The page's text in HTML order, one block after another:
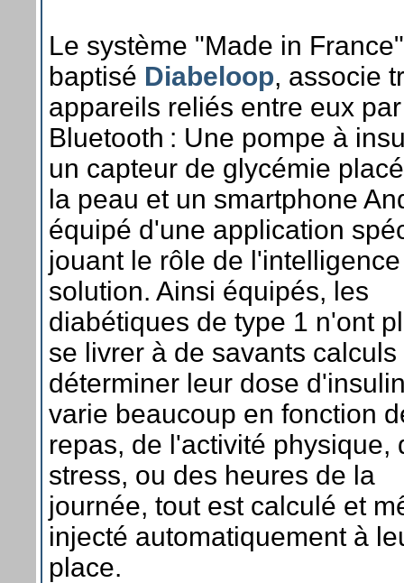
Le système "Made in France"
baptisé Diabeloop, associe
appareils reliés entre eux par
Bluetooth : Une pompe à
un capteur de glycémie
la peau et un smartphone
équipé d'une application
jouant le rôle de
solution. Ainsi équipés, les
diabétiques de type 1 n'ont
se livrer à de savants calculs
déterminer leur dose
varie beaucoup en fonction
repas, de l'activité physique,
stress, ou des heures de la
journée, tout est calculé et
injecté automatiquement à
place.